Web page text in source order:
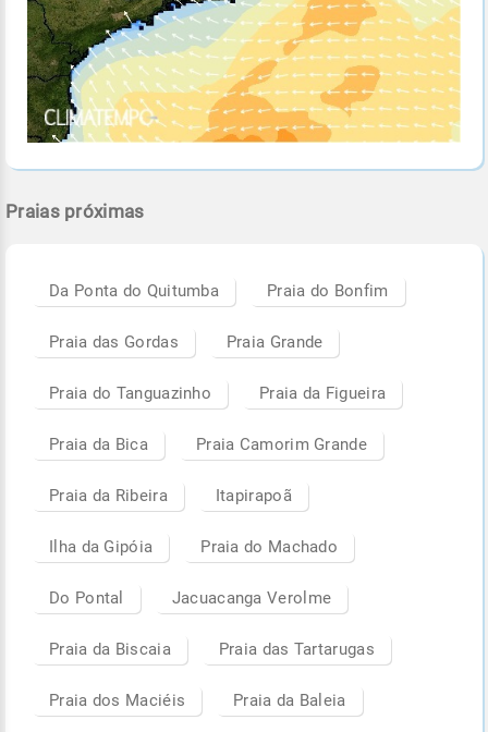
Praias próximas
Da Ponta do Quitumba Praia do Bonfim
Praia das Gordas Praia Grande
Praia do Tanguazinho Praia da Figueira
Praia da Bica Praia Camorim Grande
Praia da Ribeira Itapirapoã
Ilha da Gipóia Praia do Machado
Do Pontal Jacuacanga Verolme
Praia da Biscaia Praia das Tartarugas
Praia dos Maciéis Praia da Baleia